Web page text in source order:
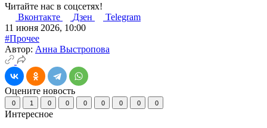
Читайте нас в соцсетях!
Вконтакте
Дзен
Telegram
11 июня 2026, 10:00
#Прочее
Автор: Анна Выстропова
Оцените новость
0 1 0 0 0 0 0 0 0
Интересное